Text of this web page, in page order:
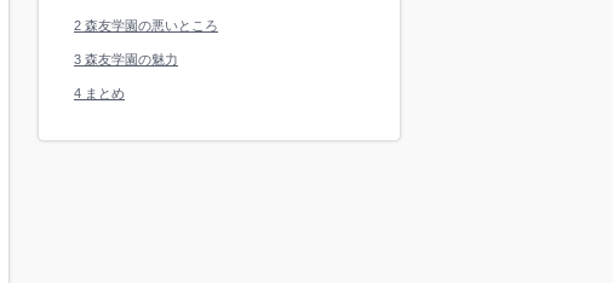
2 森友学園の悪いところ
3 森友学園の魅力
4 まとめ